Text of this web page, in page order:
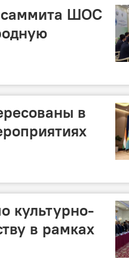
саммита ШОС
в
культурно-
в рамках